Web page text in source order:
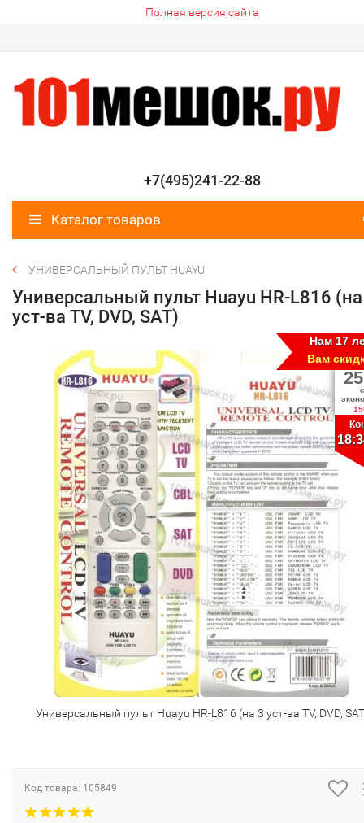
Полная версия сайта
+7(495)241-22-88
Каталог товаров
УНИВЕРСАЛЬНЫЙ ПУЛЬТ HUAYU
Универсальный пульт Huayu HR-L816
уст-ва TV, DVD, SAT)
Универсальный пульт Huayu HR-L816 (на 3 уст-ва TV, DVD,
Нам 17
Вам
25
Код товара: 105849